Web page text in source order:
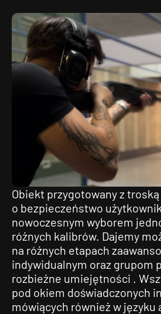
Obiekt przygotowany z troską
o bezpieczeństwo
nowoczesnym wyborem
różnych kalibrów. Dajemy
na różnych etapach
indywidualnym oraz grupom
rozbieżne umiejętności .
pod okiem doświadczonych
mówiących również w języku